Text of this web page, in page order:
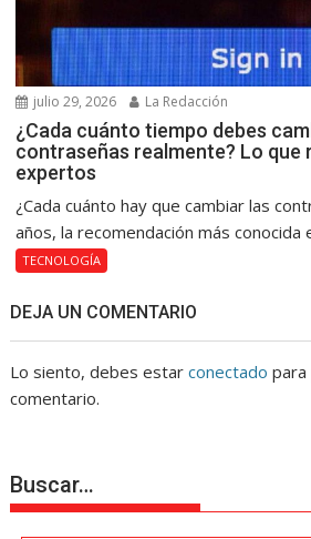
julio 29, 2026 La Redacción
¿Cada cuánto tiempo debes
contraseñas realmente? Lo que
expertos
¿Cada cuánto hay que cambiar las
años, la recomendación más conocida
TECNOLOGÍA
DEJA UN COMENTARIO
Lo siento, debes estarconectado para
comentario.
Buscar…